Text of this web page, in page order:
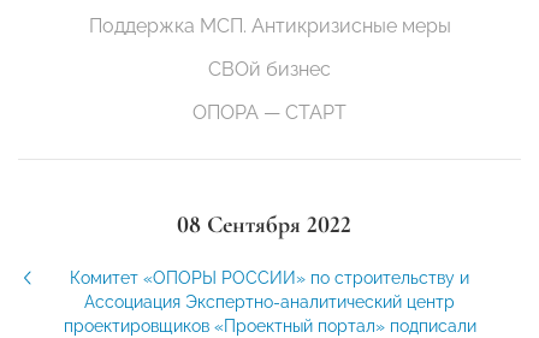
Поддержка МСП. Антикризисные меры
СВОй бизнес
ОПОРА — СТАРТ
08 Сентября 2022
Комитет «ОПОРЫ РОССИИ» по строительству и
Ассоциация Экспертно-аналитический центр
проектировщиков «Проектный портал» подписали